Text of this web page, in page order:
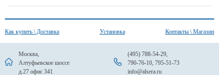
Как купить \ Доставка Установка Контакты \ Магазин
Москва,
Алтуфьевское шоссе
д.27 офис 341
(495) 788-54-29,
790-76-10, 795-51-73
info@alsera.ru